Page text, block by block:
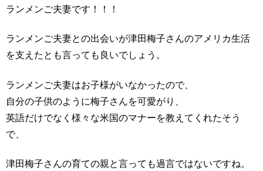
ランメンご夫妻です！！！
ランメンご夫妻との出会いが津田梅子さんのアメリカ生活
を支えたとも言っても良いでしょう。
ランメンご夫妻はお子様がいなかったので、
自分の子供のように梅子さんを可愛がり、
英語だけでなく様々な米国のマナーを教えてくれたそう
で、
津田梅子さんの育ての親と言っても過言ではないですね。